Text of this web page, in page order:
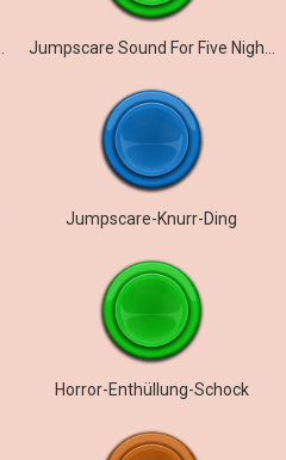
Jumpscare-Knurr-Ding
Horror-Enthüllung-Schock